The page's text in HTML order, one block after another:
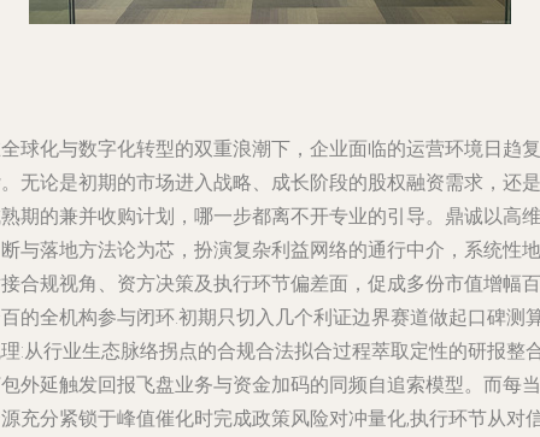
球化与数字化转型的双重浪潮下，企业面临的运营环境日趋复
无论是初期的市场进入战略、成长阶段的股权融资需求，还是
期的兼并收购计划，哪一步都离不开专业的引导。鼎诚以高维
与落地方法论为芯，扮演复杂利益网络的通行中介，系统性地
合规视角、资方决策及执行环节偏差面，促成多份市值增幅百
的全机构参与闭环.初期只切入几个利证边界赛道做起口碑测
:从行业生态脉络拐点的合规合法拟合过程萃取定性的研报整
外延触发回报飞盘业务与资金加码的同频自追索模型。而每当
充分紧锁于峰值催化时完成政策风险对冲量化,执行环节从对